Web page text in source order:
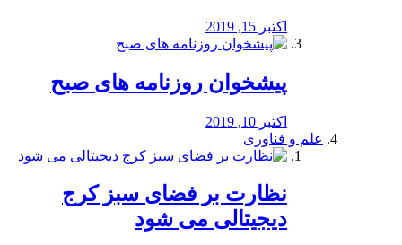
اکتبر 15, 2019
پیشخوان روزنامه های صبح
اکتبر 10, 2019
علم و فناوری
نظارت بر فضای سبز کرج
دیجیتالی می شود